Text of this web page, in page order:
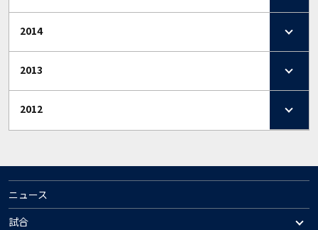
2014
2013
2012
ニュース
試合